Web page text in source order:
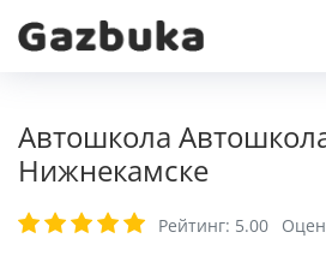
Автошкола
Нижнекамске
Рейтинг: 5.00